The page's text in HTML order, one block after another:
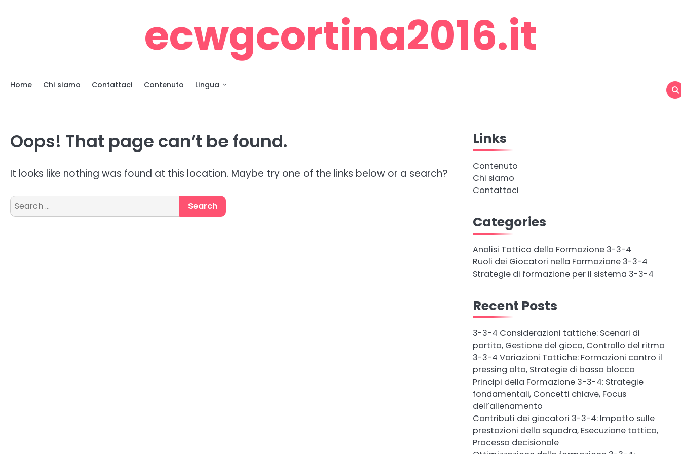
ecwgcortina2016.it
Home Chi siamo Contattaci Contenuto Lingua
Oops! That page can’t be found.
It looks like nothing was found at this location. Maybe try one of the links below or a search?
Search
for:
Links
Contenuto
Chi siamo
Contattaci
Categories
Analisi Tattica della Formazione 3-3-4
Ruoli dei Giocatori nella Formazione 3-3-4
Strategie di formazione per il sistema 3-3-4
Recent Posts
3-3-4 Considerazioni tattiche: Scenari di
partita, Gestione del gioco, Controllo del ritmo
3-3-4 Variazioni Tattiche: Formazioni contro il
pressing alto, Strategie di basso blocco
Principi della Formazione 3-3-4: Strategie
fondamentali, Concetti chiave, Focus
dell’allenamento
Contributi dei giocatori 3-3-4: Impatto sulle
prestazioni della squadra, Esecuzione tattica,
Processo decisionale